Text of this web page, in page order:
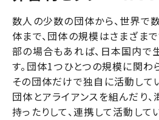
数人の少数の団体から、世界で
体まで、団体の規模はさまざま
部の場合もあれば、日本国内で
す。団体1つひとつの規模に関わ
その団体だけで独自に活動して
団体とアライアンスを組んだり
持ったりして、連携して活動して